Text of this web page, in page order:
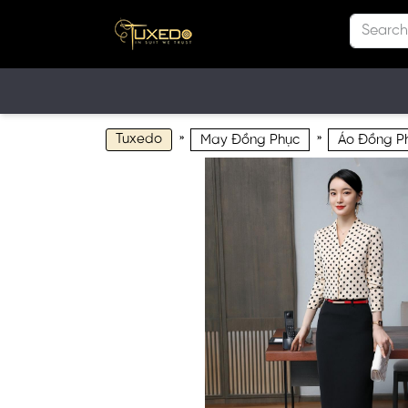
Tuxedo » May Đồng Phục » Áo Đồng